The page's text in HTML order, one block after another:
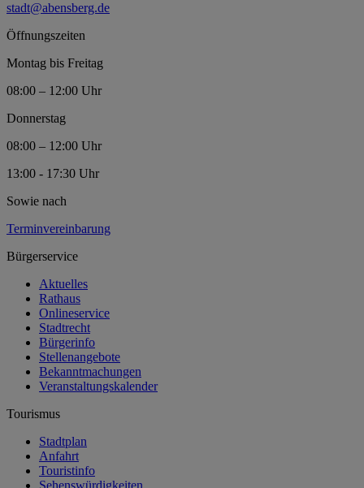
stadt@abensberg.de
Öffnungszeiten
Montag bis Freitag
08:00 – 12:00 Uhr
Donnerstag
08:00 – 12:00 Uhr
13:00 - 17:30 Uhr
Sowie nach
Terminvereinbarung
Bürgerservice
Aktuelles
Rathaus
Onlineservice
Stadtrecht
Bürgerinfo
Stellenangebote
Bekanntmachungen
Veranstaltungskalender
Tourismus
Stadtplan
Anfahrt
Touristinfo